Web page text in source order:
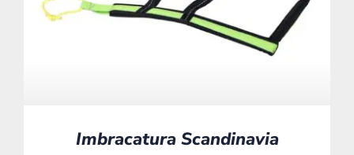
Imbracatura Scandinavia